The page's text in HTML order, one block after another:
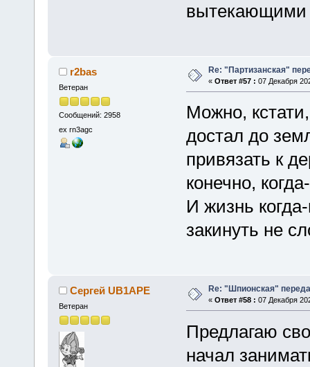
вытекающими
r2bas
Ветеран
Сообщений: 2958
ex rn3agc
Re: "Партизанская"
« Ответ #57 : 07 Декабря
Можно,
достал до
привязать к
конечно,
И жизнь
закинуть не
Сергей UB1APE
Ветеран
Re: "Шпионская"
« Ответ #58 : 07 Декабря
Предлагаю
начал